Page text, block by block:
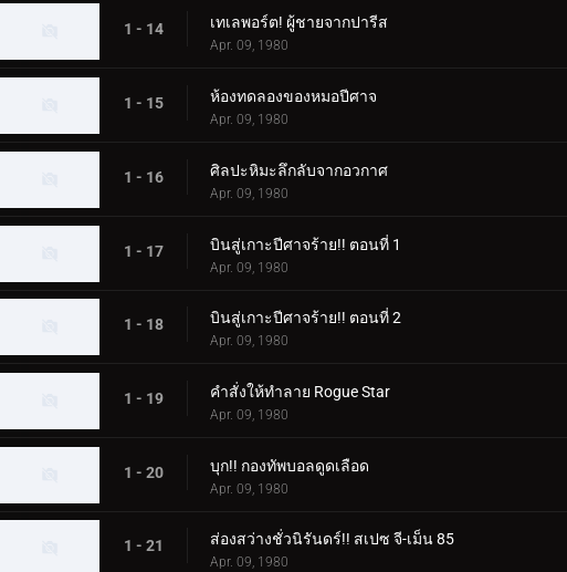
1 - 14 เทเลพอร์ต! ผู้ชายจากปารีส
Apr. 09, 1980
1 - 15 ห้องทดลองของหมอปีศาจ
Apr. 09, 1980
1 - 16 ศิลปะหิมะลึกลับจากอวกาศ
Apr. 09, 1980
1 - 17 บินสู่เกาะปีศาจร้าย!! ตอนที่ 1
Apr. 09, 1980
1 - 18 บินสู่เกาะปีศาจร้าย!! ตอนที่ 2
Apr. 09, 1980
1 - 19 คำสั่งให้ทำลาย Rogue Star
Apr. 09, 1980
1 - 20 บุก!! กองทัพบอลดูดเลือด
Apr. 09, 1980
1 - 21 ส่องสว่างชั่วนิรันดร์!! สเปซ จี-เม็น 85
Apr. 09, 1980